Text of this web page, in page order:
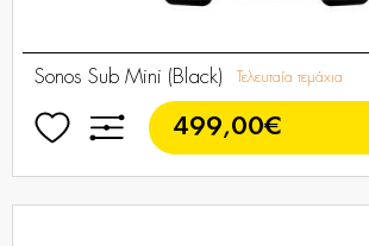
Sonos Sub Mini (Black) Τελευταία τεμάχια
499,00€